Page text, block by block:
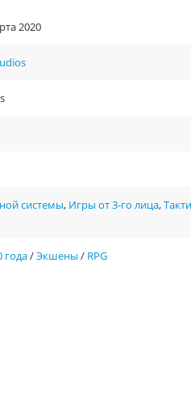
2020
системы, Игры от 3-го лица,
года/Экшены / RPG